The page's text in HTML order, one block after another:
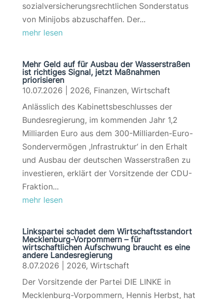
sozialversicherungsrechtlichen Sonderstatus
von Minijobs abzuschaffen. Der...
mehr lesen
Mehr Geld auf für Ausbau der Wasserstraßen
ist richtiges Signal, jetzt Maßnahmen
priorisieren
10.07.2026
2026, Finanzen, Wirtschaft
Anlässlich des Kabinettsbeschlusses der
Bundesregierung, im kommenden Jahr 1,2
Milliarden Euro aus dem 300-Milliarden-Euro-
Sondervermögen ,Infrastruktur‘ in den Erhalt
und Ausbau der deutschen Wasserstraßen zu
investieren, erklärt der Vorsitzende der CDU-
Fraktion...
mehr lesen
Linkspartei schadet dem Wirtschaftsstandort
Mecklenburg-Vorpommern – für
wirtschaftlichen Aufschwung braucht es eine
andere Landesregierung
8.07.2026
2026, Wirtschaft
Der Vorsitzende der Partei DIE LINKE in
Mecklenburg-Vorpommern, Hennis Herbst, hat